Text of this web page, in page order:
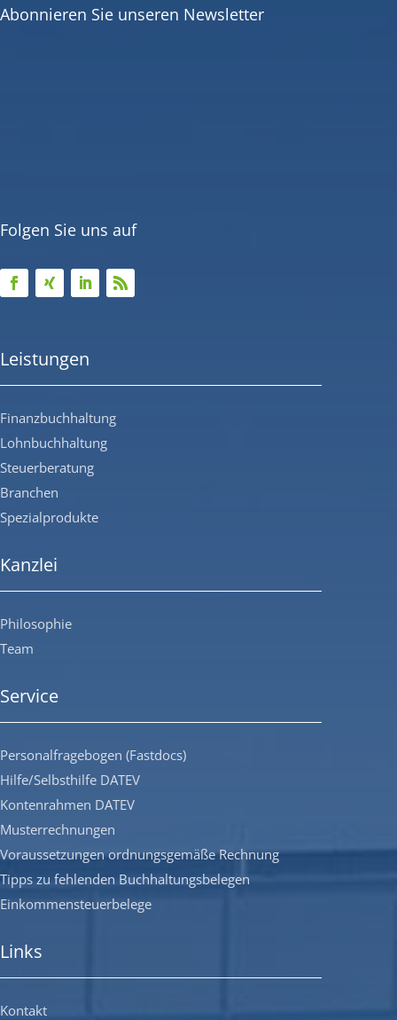
Abonnieren Sie unseren Newsletter
Folgen Sie uns auf
Leistungen
Finanzbuchhaltung
Lohnbuchhaltung
Steuerberatung
Branchen
Spezialprodukte
Kanzlei
Philosophie
Team
Service
Personalfragebogen (Fastdocs)
Hilfe/Selbsthilfe DATEV
Kontenrahmen DATEV
Musterrechnungen
Voraussetzungen ordnungsgemäße Rechnung
Tipps zu fehlenden Buchhaltungsbelegen
Einkommensteuerbelege
Links
Kontakt